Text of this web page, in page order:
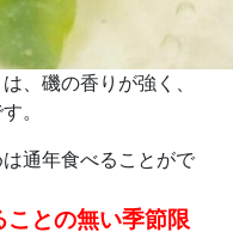
、磯の香りが強く、
。
通年食べることがで
ことの無い季節限